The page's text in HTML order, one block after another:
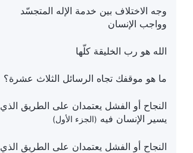
وجه الاختلاف بين خدمة الإله المتجسّد
وواجب الإنسان
الله هو رب الخليقة كلّها
ما هو موقفك تجاه الرسائل الثلاث عشرة؟
النجاح أو الفشل يعتمدان على الطريق الذي
يسير الإنسان فيه (الجزء الأول)
النجاح أو الفشل يعتمدان على الطريق الذي